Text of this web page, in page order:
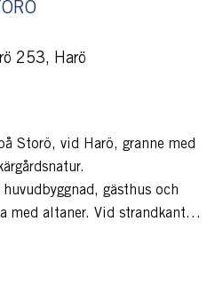
253, Harö
Storö, vid Harö, granne med
gästhus och
med altaner. Vid strandkant
med plats för ett aktivt